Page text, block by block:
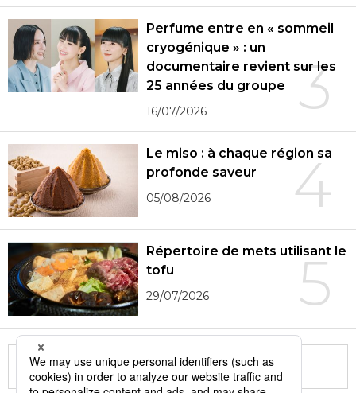
3
Perfume entre en « sommeil
cryogénique » : un
documentaire revient sur les
25 années du groupe
16/07/2026
4
Le miso : à chaque région sa
profonde saveur
05/08/2026
5
Répertoire de mets utilisant le
tofu
29/07/2026
More in this series